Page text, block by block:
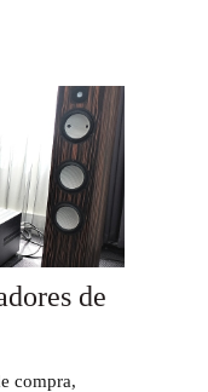
de
compra,